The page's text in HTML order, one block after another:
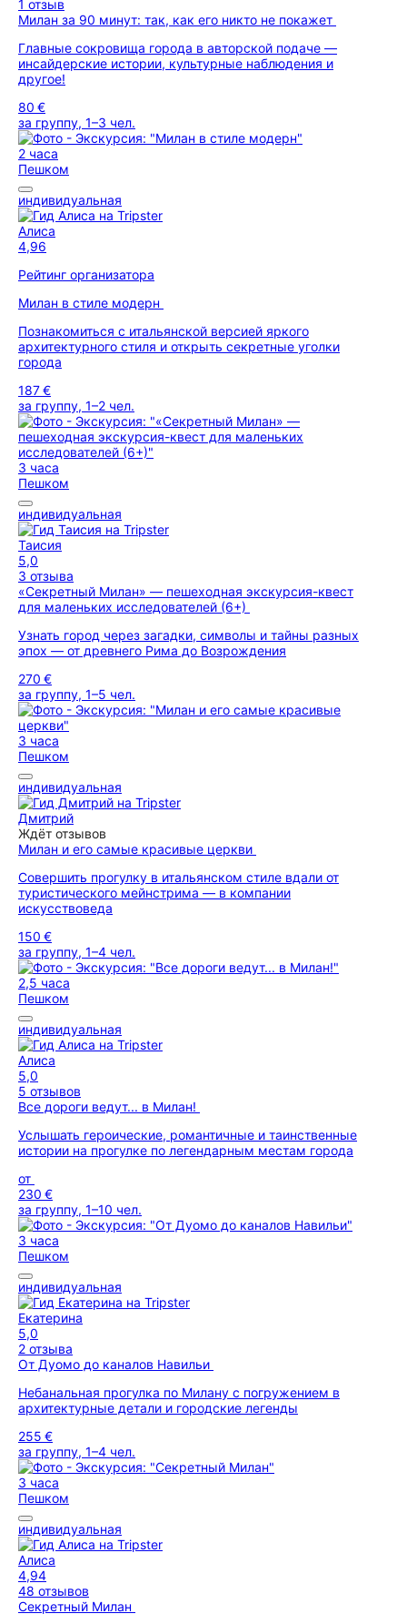
1 отзыв
Милан за 90 минут: так, как его никто не покажет
Главные сокровища города в авторской подаче —
инсайдерские истории, культурные наблюдения и
другое!
80 €
за группу, 1–3 чел.
2 часа
Пешком
индивидуальная
Алиса
4,96
Рейтинг организатора
Милан в стиле модерн
Познакомиться с итальянской версией яркого
архитектурного стиля и открыть секретные уголки
города
187 €
за группу, 1–2 чел.
3 часа
Пешком
индивидуальная
Таисия
5,0
3 отзыва
«Секретный Милан» — пешеходная экскурсия-квест
для маленьких исследователей (6+)
Узнать город через загадки, символы и тайны разных
эпох — от древнего Рима до Возрождения
270 €
за группу, 1–5 чел.
3 часа
Пешком
индивидуальная
Дмитрий
Ждёт отзывов
Милан и его самые красивые церкви
Совершить прогулку в итальянском стиле вдали от
туристического мейнстрима — в компании
искусствоведа
150 €
за группу, 1–4 чел.
2,5 часа
Пешком
индивидуальная
Алиса
5,0
5 отзывов
Все дороги ведут... в Милан!
Услышать героические, романтичные и таинственные
истории на прогулке по легендарным местам города
от
230 €
за группу, 1–10 чел.
3 часа
Пешком
индивидуальная
Екатерина
5,0
2 отзыва
От Дуомо до каналов Навильи
Небанальная прогулка по Милану с погружением в
архитектурные детали и городские легенды
255 €
за группу, 1–4 чел.
3 часа
Пешком
индивидуальная
Алиса
4,94
48 отзывов
Секретный Милан